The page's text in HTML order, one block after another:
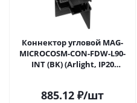
Коннектор угловой MAG-
MICROCOSM-CON-FDW-L90-
INT (BK) (Arlight, IP20
885.12 ₽/шт